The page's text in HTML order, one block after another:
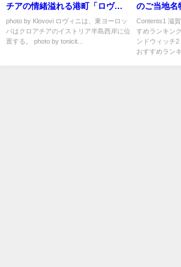
チアの情緒溢れる港町「ロヴィ
ニ」
photo by Klovovi ロヴィニは、東ヨーロッ
パはクロアチアのイストリア半島西岸に位
置する。 photo by tonicit...
のご当地名
ンキング
Contents1 滋
すめランキン
ンドウィッチ
おすすめランキ